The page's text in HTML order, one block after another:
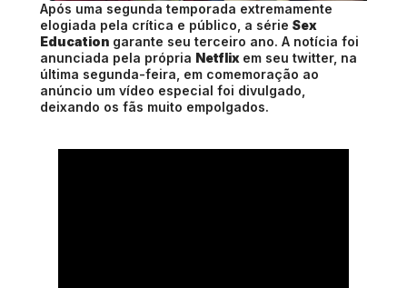
Após uma segunda temporada extremamente
elogiada pela crítica e público, a série Sex
Education garante seu terceiro ano. A notícia foi
anunciada pela própria Netflix em seu twitter, na
última segunda-feira, em comemoração ao
anúncio um vídeo especial foi divulgado,
deixando os fãs muito empolgados.